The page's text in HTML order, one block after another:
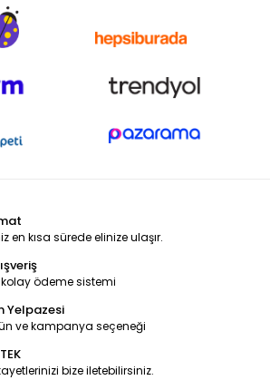
en kısa sürede elinize ulaşır.
ödeme sistemi
Yelpazesi
ve kampanya seçeneği
bize iletebilirsiniz.